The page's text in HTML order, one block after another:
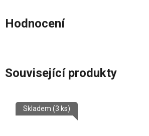
Hodnocení
Související produkty
Skladem (3 ks)